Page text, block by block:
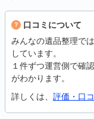
口コミについて
みんなの遺品整理で
しています。
１件ずつ運営側で確
がわかります。
詳しくは、 評価・口